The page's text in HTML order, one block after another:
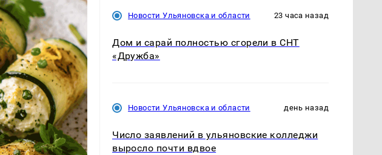
Новости Ульяновска и области 23 часа назад
Дом и сарай полностью сгорели в СНТ
«Дружба»
Новости Ульяновска и области день назад
Число заявлений в ульяновские колледжи
выросло почти вдвое